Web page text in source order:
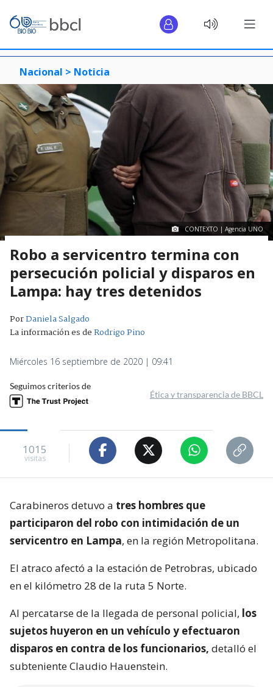
Nacional > Noticia
CONTEXTO | Agencia UNO
Robo a servicentro termina con
persecución policial y disparos en
Lampa: hay tres detenidos
PorDaniela Salgado
La información es deRodrigo Pino
Miércoles 16 septiembre de 2020 | 09:41
Seguimos criterios de
Ética y transparencia de BBCL
1015
visitas
Carabineros detuvo a tres hombres que
participaron del robo con intimidación de un
servicentro en Lampa, en la región Metropolitana.
El atraco afectó a la estación de Petrobras, ubicado
en el kilómetro 28 de la ruta 5 Norte.
Al percatarse de la llegada de personal policial, los
sujetos huyeron en un vehículo y efectuaron
disparos en contra de los funcionarios, detalló el
subteniente Claudio Hauenstein.